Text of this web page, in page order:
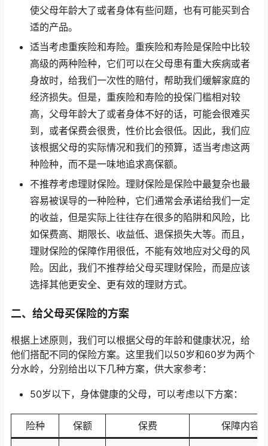
使父母年龄大了或者身体有些问题，也有可能买到合
适的产品。
适当考虑重疾险和寿险。重疾险和寿险是保险中比较
高级的两种险种，它们可以在父母患有重大疾病或者
身故时，给我们一次性的赔付，帮助我们缓解家庭的
经济损失。但是，重疾险和寿险的投保门槛相对较
高，父母年龄大了或者身体不好的话，可能会很难买
到，或者保费会很贵，性价比会很低。因此，我们应
该根据父母的实际情况和我们的预算，适当考虑这两
种险种，而不是一味地追求高保额。
不推荐考虑理财保险。理财保险是保险中最复杂也最
容易被误导的一种险种，它们通常会承诺给我们一定
的收益，但是实际上往往存在很多的陷阱和风险，比
如保费高、期限长、收益低、退保损失大等。而且，
理财保险的保障作用很低，不能有效地应对父母的风
险。因此，我们不推荐给父母买理财保险，而是应该
选择其他更安全、更有效的理财方式。
二、给父母买保险的方案
根据上述原则，我们可以根据父母的年龄和健康状况，给
他们搭配不同的保险方案。这里我们以50岁和60岁为两个
分水岭，分别给出以下几种方案，供大家参考：
50岁以下，身体健康的父母，可以考虑以下方案：
险种 保额 保费 保障内容